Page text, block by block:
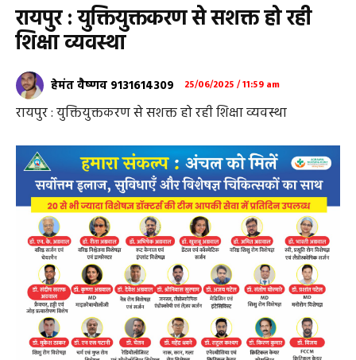
रायपुर : युक्तियुक्तकरण से सशक्त हो रही
शिक्षा व्यवस्था
हेमंत वैष्णव 9131614309 25/06/2025 / 11:59 am
रायपुर : युक्तियुक्तकरण से सशक्त हो रही शिक्षा व्यवस्था